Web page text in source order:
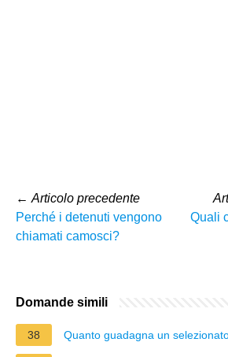
← Articolo precedente
Perché i detenuti vengono
chiamati camosci?
Quali
Domande simili
38 Quanto guadagna un